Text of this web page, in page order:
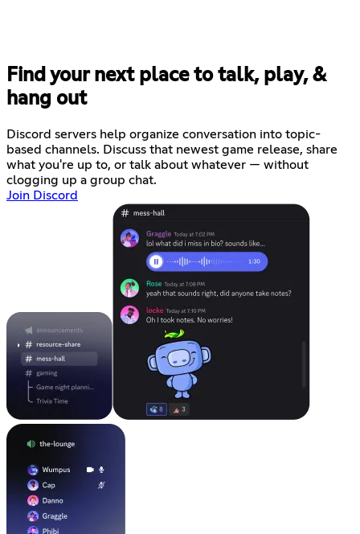
Find your next place to talk, play, &
hang out
Discord servers help organize conversation into topic-
based channels. Discuss that newest game release, share
what you're up to, or talk about whatever — without
clogging up a group chat.
Join Discord